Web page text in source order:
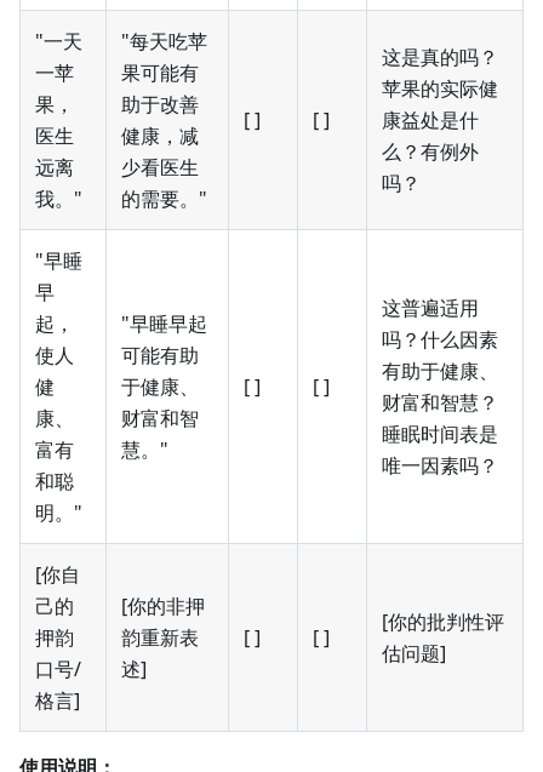
"一天
一苹
果，
医生
远离
我。"
"每天吃苹
果可能有
助于改善
健康，减
少看医生
的需要。"
[ ] [ ]
这是真的吗？
苹果的实际健
康益处是什
么？有例外
吗？
"早睡
早
起，
使人
健
康、
富有
和聪
明。"
"早睡早起
可能有助
于健康、
财富和智
慧。"
[ ] [ ]
这普遍适用
吗？什么因素
有助于健康、
财富和智慧？
睡眠时间表是
唯一因素吗？
[你自
己的
押韵
口号/
格言]
[你的非押
韵重新表
述]
[ ] [ ]
[你的批判性评
估问题]